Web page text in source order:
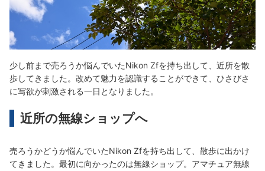
少し前まで売ろうか悩んでいたNikon Zfを持ち出して、近所を散
歩してきました。改めて魅力を認識することができて、ひさびさ
に写欲が刺激される一日となりました。
近所の無線ショップへ
売ろうかどうか悩んでいたNikon Zfを持ち出して、散歩に出かけ
てきました。最初に向かったのは無線ショップ。アマチュア無線